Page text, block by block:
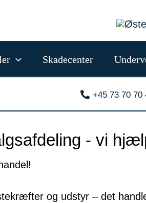
Skadecenter
+45 73 70 70
- vi
og udstyr – det